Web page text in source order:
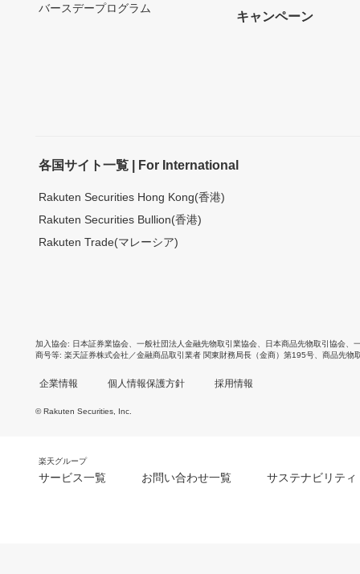
バースデープログラム
キャンペーン
各国サイト一覧 | For International
Rakuten Securities Hong Kong(香港)
Rakuten Securities Bullion(香港)
Rakuten Trade(マレーシア)
加入協会 日本証券業協会 一般社団法人金融先物取引業協会 日本商品先物取引協会
商号等 楽天証券株式会社／金融商品取引業者 関東財務局長（金商）第195号、商品先物
企業情報 個人情報保護方針 採用情報
© Rakuten Securities, Inc.
楽天グループ
サービス一覧 お問い合わせ一覧 サステナビリティ